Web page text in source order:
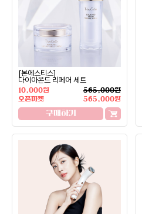
[본에스티스]
다이아몬드 리페어 세트
10,000원
565,000원
오픈마켓
565,000원
구매하기